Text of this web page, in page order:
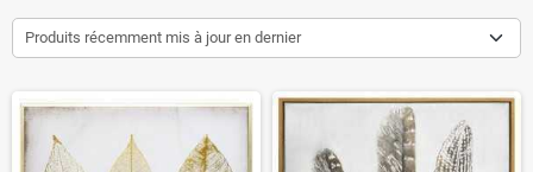
Produits récemment mis à jour en dernier